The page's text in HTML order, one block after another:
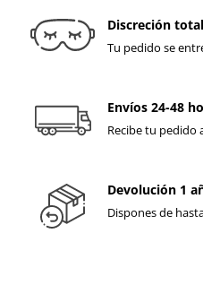
Discreción total
Tu pedido se
Envíos 24-48
Recibe tu pedido
Devolución 1
Dispones de